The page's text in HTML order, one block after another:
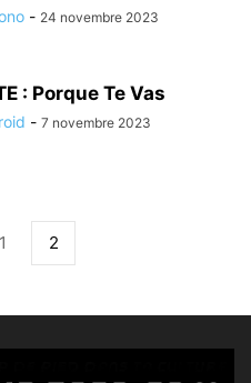
- 24 novembre 2023
: Porque Te Vas
- 7 novembre 2023
1 2